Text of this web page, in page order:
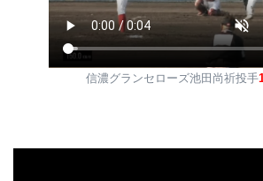
信濃グランセローズ池田尚祈投手